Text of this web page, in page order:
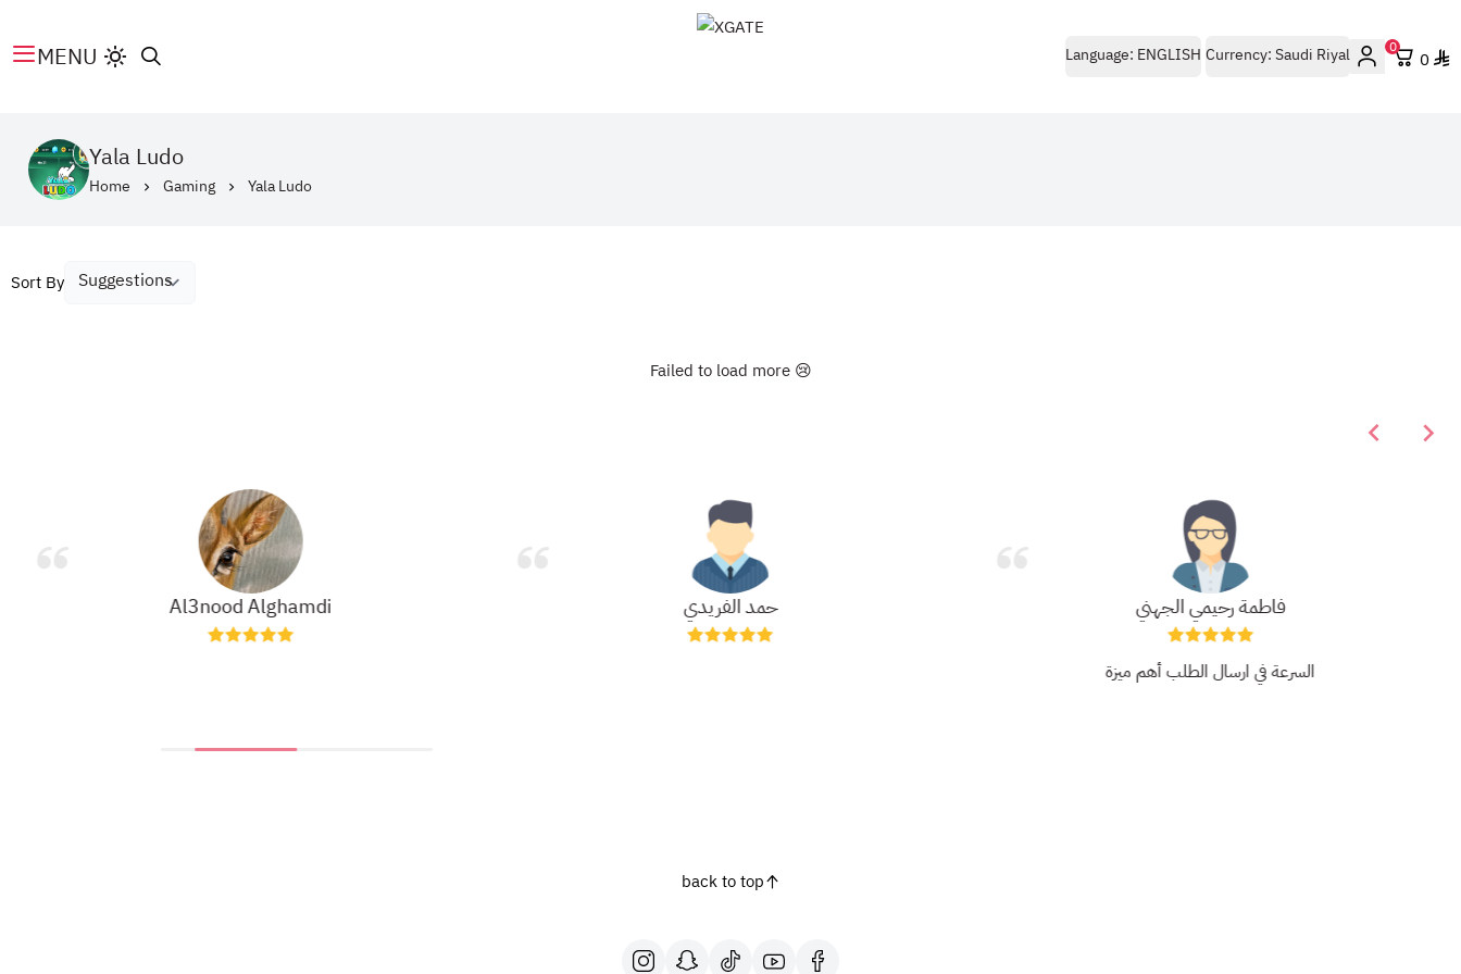
MENU Language: ENGLISH Currency:Saudi Riyal 0
0
Yala Ludo
Home Gaming Yala Ludo
Sort By
Failed to load more 😢
Al3nood Alghamdi حمد الفريدي فاطمة رحيمي الجهني
السرعة في ارسال الطلب أهم ميزة
back to top